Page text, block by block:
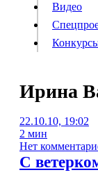
Конкурсы
Информация
Видео
Ирина
22.10.10, 19:02
2 мин
Нет
С